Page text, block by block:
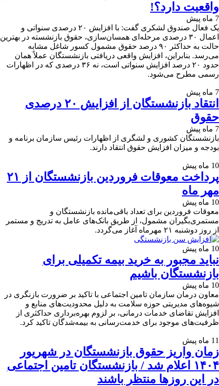
واقعیت دارد؟!
7 ماه پیش
یک فعال صندوق لشکری گفت: با افزایش ۲۰ درصدی سنواتی و
اعمال ۳۰ درصدی مرحله‌ای همسان‌سازی، حقوق بازنشسته در بهترین
حالت به حداکثر ۹۰ درصد حقوق مشمول کسور شاغل مشابه
می‌رسد. بنابراین، افزایش واقعی دریافتی بازنشستگان عملاً همان
حدود ۲۰ درصد افزایش سنواتی است، نه ۳۶ درصدی که در اظهارات
رسمی مطرح می‌شود.
7 ماه پیش
انتقاد بازنشستگان از افزایش ۲۰ درصدی
حقوق
7 ماه پیش
بازنشستگان کشوری و لشگری از اظهارات رئیس سازمان برنامه و
بودجه و میزان افزایش حقوق انتقاد دارند.
10 ماه پیش
پرداخت معوقات فروردین بازنشستگان از ۲۱
مهر ماه
10 ماه پیش
معوقات فروردین برای تعداد باقی‌مانده بازنشستگان و
مستمری‌بگیران مشمول، از طریق بانک‌های عامل به تدریج و مستمر
از روز دوشنبه ۲۱ مهرماه آغاز می‌گردد.
10 ماه پیش
نباید مجبور به خرید بیمه تکمیلی برای
بازنشستگان باشیم
10 ماه پیش
معاون درمان سازمان تامین اجتماعی با تاکید بر ضرورت بازنگری در
شیوه‌های مدیریتی حوزه سلامت به دلیل محدودیت‌های منابع و
افزایش تقاضای خدمات درمانی، بر لزوم بهره‌برداری حداکثری از
ظرفیت‌های موجود برای خدمت‌رسانی به بیمه‌شدگان تاکید کرد.
11 ماه پیش
زمان واریز حقوق بازنشستگان در شهریور
۱۴۰۴ اعلام شد / بازنشستگان تامین اجتماعی
در این روزها منتظر باشند